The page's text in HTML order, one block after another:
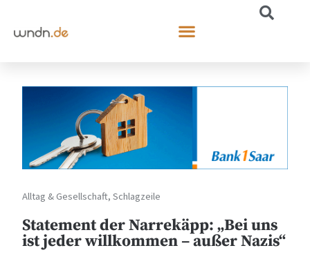
Alltag & Gesellschaft,Schlagzeile
Statement der Narrekäpp: „Bei uns
ist jeder willkommen – außer Nazis“